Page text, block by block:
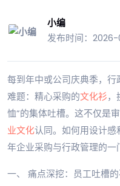
小编
发布时间：
每到年中或公司庆典季，
难题：精心采购的文化衫，
恤”的集体吐槽。这不仅是
业文化认同。如何用设计
年企业采购与行政管理的一
一、 痛点深挖：员工吐槽的